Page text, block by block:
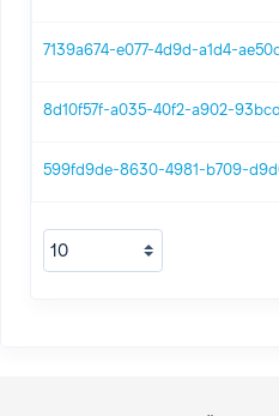
7139a674-e077-4d9d-a1d4-
8d10f57f-a035-40f2-a902-
599fd9de-8630-4981-b709-